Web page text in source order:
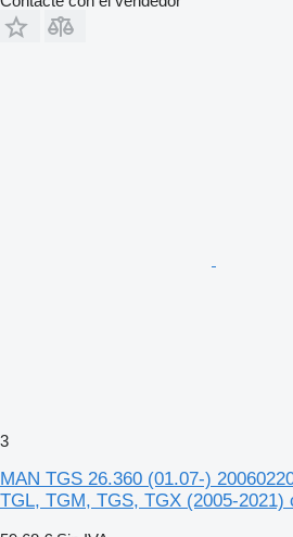
3
MAN TGS 26.360 (01.07-)
TGL, TGM, TGS, TGX (2005-2021)